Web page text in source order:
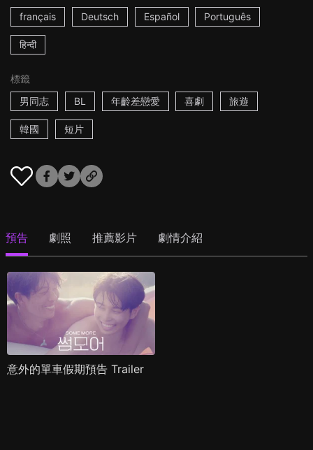
français Deutsch Español Português
हिन्दी
標籤
男同志
BL 年齡差戀愛 喜劇 旅遊
韓國 短片
預告 劇照 推薦影片 劇情介紹
意外的單車假期預告 Trailer